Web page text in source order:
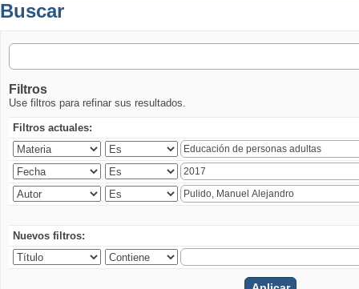
Buscar
Filtros
Use filtros para refinar sus resultados.
Filtros actuales:
Nuevos filtros: